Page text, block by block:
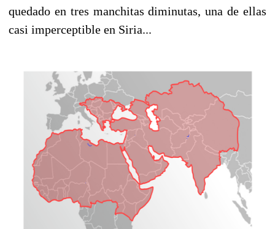
quedado en tres manchitas diminutas, una de ellas
casi imperceptible en Siria...